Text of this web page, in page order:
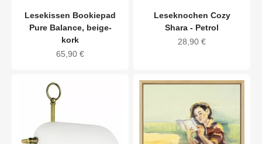
Lesekissen Bookiepad
Pure Balance, beige-
kork
Angebot
65,90 €
Leseknochen Cozy
Shara - Petrol
Angebot
28,90 €